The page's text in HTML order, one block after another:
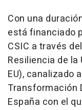
Con una
está financiado
CSIC a través
Resiliencia de la
EU), canalizado
Transformación
España con el